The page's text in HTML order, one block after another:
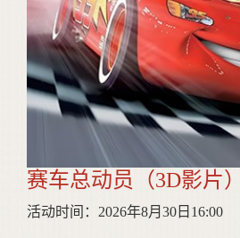
赛车总动员（3D影片）
活动时间：2026年8月30日16:00